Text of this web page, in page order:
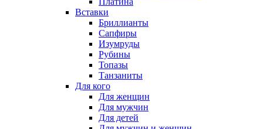
Вставки
Бриллианты
Сапфиры
Изумруды
Рубины
Топазы
Танзаниты
Для кого
Для женщин
Для мужчин
Для детей